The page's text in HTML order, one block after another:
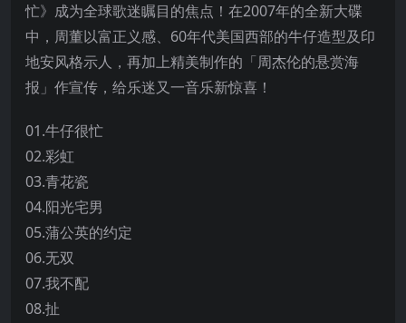
忙》成为全球歌迷瞩目的焦点！在2007年的全新大碟
中，周董以富正义感、60年代美国西部的牛仔造型及印
地安风格示人，再加上精美制作的「周杰伦的悬赏海
报」作宣传，给乐迷又一音乐新惊喜！
01.牛仔很忙
02.彩虹
03.青花瓷
04.阳光宅男
05.蒲公英的约定
06.无双
07.我不配
08.扯